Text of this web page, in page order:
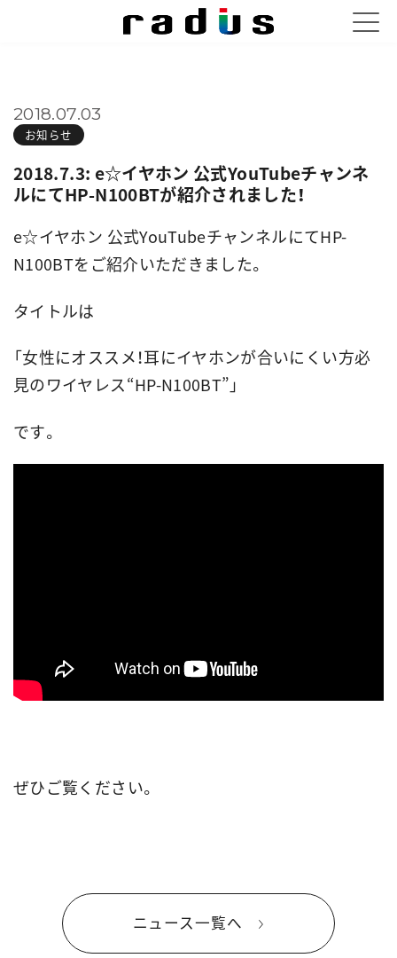
お知らせ
2018.07.03
2018.7.3: e☆イヤホン 公式YouTubeチャンネ
ルにてHP-N100BTが紹介されました！
e☆イヤホン 公式YouTubeチャンネルにてHP-
N100BTをご紹介いただきました。
タイトルは
「女性にオススメ！耳にイヤホンが合いにくい方必
見のワイヤレス“HP-N100BT”」
です。
ぜひご覧ください。
ニュース一覧へ